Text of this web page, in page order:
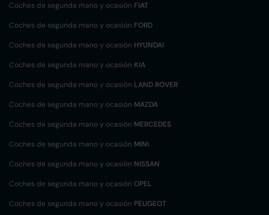
Coches de segunda mano y ocasión FIAT
Coches de segunda mano y ocasión FORD
Coches de segunda mano y ocasión HYUNDAI
Coches de segunda mano y ocasión KIA
Coches de segunda mano y ocasión LAND ROVER
Coches de segunda mano y ocasión MAZDA
Coches de segunda mano y ocasión MERCEDES
Coches de segunda mano y ocasión MINI
Coches de segunda mano y ocasión NISSAN
Coches de segunda mano y ocasión OPEL
Coches de segunda mano y ocasión PEUGEOT